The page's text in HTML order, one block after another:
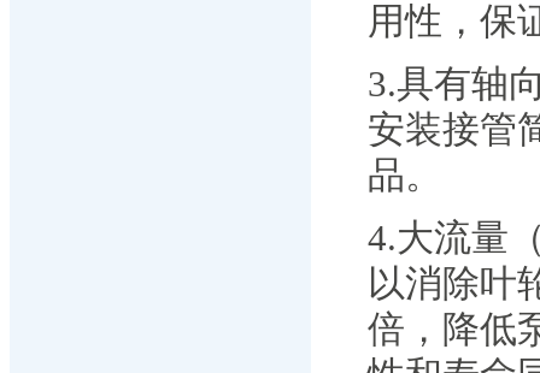
用性，保
3.具有轴
安装接管
品。
4.大流量
以消除叶
倍，降低